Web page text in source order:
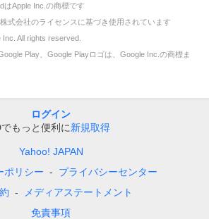
はApple Inc.の商標です
式会社のライセンスに基づき使用されています
Inc. All rights reserved.
Play、Google Playロゴは、Google Inc.の商標ま
ログイン
でもっと便利に新規取得
Yahoo! JAPAN
ポリシー
プライバシーセンター
メディアステートメント
免責事項